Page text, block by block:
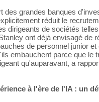
des grandes banques
réduit le
dirigeants de sociétés
ont déjà envisagé de
de personnel junior et
embauchent parce que le
qu'auparavant, a
à l'ère de l'IA : un